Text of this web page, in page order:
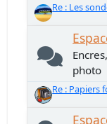
Re : Les
photo
Re : Papiers